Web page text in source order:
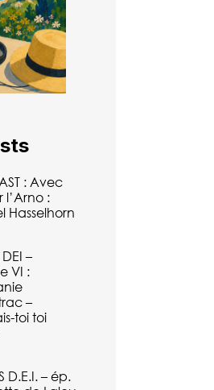
: Avec
l’Arno :
Hasselhorn
–
VI :
–
toi toi
D.E.I. – ép.